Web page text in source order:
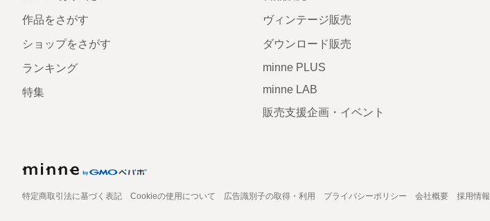
作品をさがす
ショップをさがす
ランキング
特集
ヴィンテージ販売
ダウンロード販売
minne PLUS
minne LAB
販売支援企画・イベント
特定商取引法に基づく表記 Cookieの使用について 広告識別子の取得・利用 プライバシーポリシー 会社概要 採用情報